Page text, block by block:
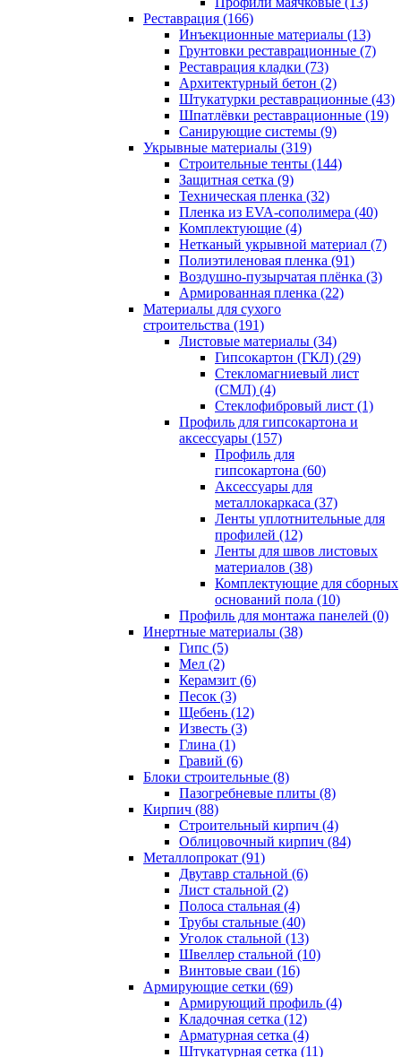
Реставрация (166)
Инъекционные материалы (13)
Грунтовки реставрационные (7)
Реставрация кладки (73)
Архитектурный бетон (2)
Штукатурки реставрационные (43)
Шпатлёвки реставрационные (19)
Санирующие системы (9)
Укрывные материалы (319)
Строительные тенты (144)
Защитная сетка (9)
Техническая пленка (32)
Пленка из EVA-сополимера (40)
Комплектующие (4)
Нетканый укрывной материал (7)
Полиэтиленовая пленка (91)
Воздушно-пузырчатая плёнка (3)
Армированная пленка (22)
Материалы для сухого
строительства (191)
Листовые материалы (34)
Гипсокартон (ГКЛ) (29)
Стекломагниевый лист
(СМЛ) (4)
Cтеклофибровый лист (1)
Профиль для гипсокартона и
аксессуары (157)
Профиль для
гипсокартона (60)
Аксессуары для
металлокаркаса (37)
Ленты уплотнительные для
профилей (12)
Ленты для швов листовых
материалов (38)
Комплектующие для сборных
оснований пола (10)
Профиль для монтажа панелей (0)
Инертные материалы (38)
Гипс (5)
Мел (2)
Керамзит (6)
Песок (3)
Щебень (12)
Известь (3)
Глина (1)
Гравий (6)
Блоки строительные (8)
Пазогребневые плиты (8)
Кирпич (88)
Строительный кирпич (4)
Облицовочный кирпич (84)
Металлопрокат (91)
Двутавр стальной (6)
Лист стальной (2)
Полоса стальная (4)
Трубы стальные (40)
Уголок стальной (13)
Швеллер стальной (10)
Винтовые сваи (16)
Армирующие сетки (69)
Армирующий профиль (4)
Кладочная сетка (12)
Арматурная сетка (4)
Штукатурная сетка (11)